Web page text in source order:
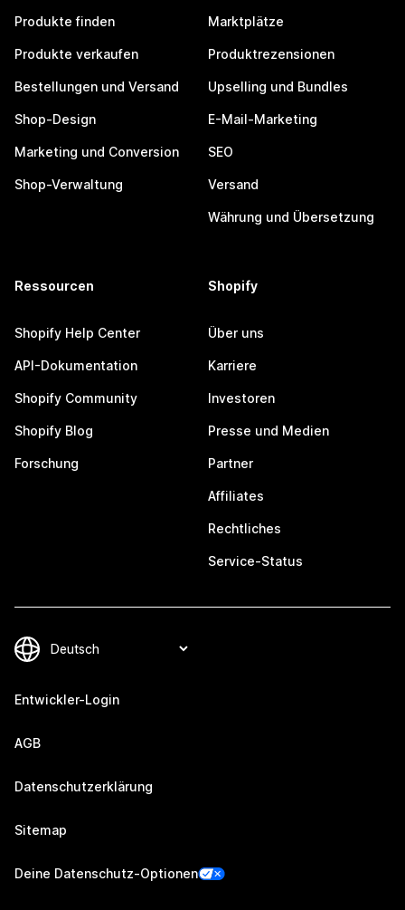
Produkte finden
Produkte verkaufen
Bestellungen und Versand
Shop-Design
Marketing und Conversion
Shop-Verwaltung
Marktplätze
Produktrezensionen
Upselling und Bundles
E-Mail-Marketing
SEO
Versand
Währung und Übersetzung
Ressourcen
Shopify Help Center
API-Dokumentation
Shopify Community
Shopify Blog
Forschung
Shopify
Über uns
Karriere
Investoren
Presse und Medien
Partner
Affiliates
Rechtliches
Service-Status
Entwickler-Login
AGB
Datenschutzerklärung
Sitemap
Deine Datenschutz-Optionen